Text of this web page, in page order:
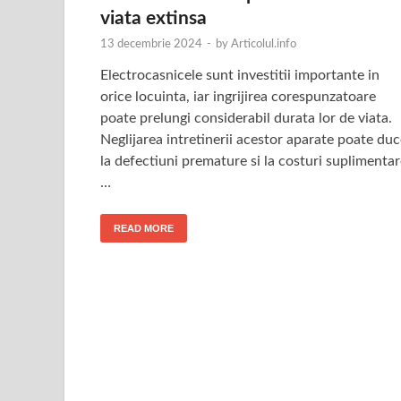
viata extinsa
13 decembrie 2024 - by Articolul.info
Electrocasnicele sunt investitii importante in
orice locuinta, iar ingrijirea corespunzatoare
poate prelungi considerabil durata lor de viata.
Neglijarea intretinerii acestor aparate poate
la defectiuni premature si la costuri
…
READ MORE